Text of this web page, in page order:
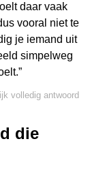
daar vaak
vooral niet te
je iemand uit
simpelweg
volledig antwoord
die